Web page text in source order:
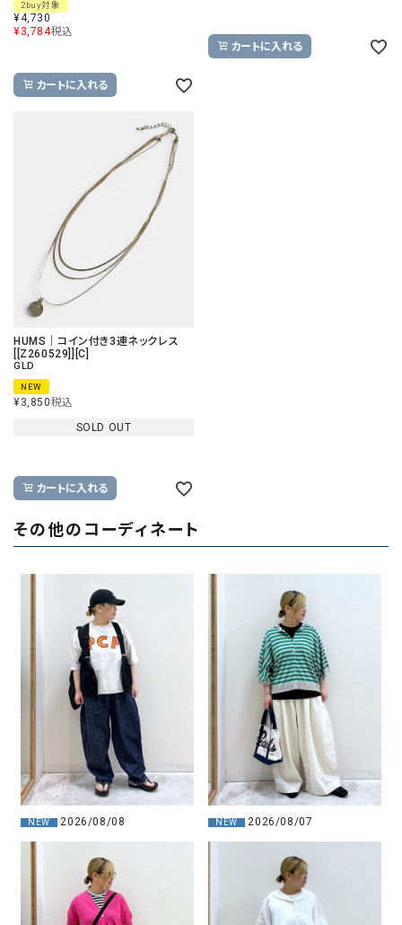
2buy対象
¥4,730
¥3,784税込
カートに入れる
カートに入れる
HUMS｜コイン付き3連ネックレス
[[Z260529]][C]
GLD
NEW
¥3,850税込
SOLD OUT
カートに入れる
その他のコーディネート
NEW 2026/08/08 NEW 2026/08/07